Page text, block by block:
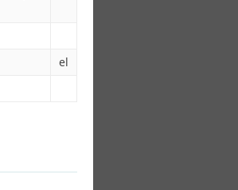
el